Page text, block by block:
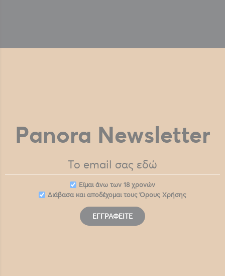
Panora Newsletter
Eίμαι άνω των 18 χρονών
Διάβασα και αποδέχομαι τουςΌρους Χρήσης
ΕΓΓΡΑΦΕΊΤΕ